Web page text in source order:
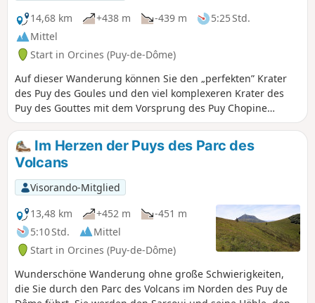
14,68 km
+438 m -439 m
5:25 Std.
Mittel
Start in Orcines (Puy-de-Dôme)
Auf dieser Wanderung können Sie den „perfekten” Krater
des Puy des Goules und den viel komplexeren Krater des
Puy des Gouttes mit dem Vorsprung des Puy Chopine
entdecken. Schöne Ausblicke auf die Chaîne des Puys.Die
App „Visorando” wird für einige nicht markierte
Abschnitteempfohlen.
Im Herzen der Puys des Parc des
Volcans
Visorando-Mitglied
13,48 km
+452 m
-451 m
5:10 Std.
Mittel
Start in Orcines (Puy-de-Dôme)
Wunderschöne Wanderung ohne große Schwierigkeiten,
die Sie durch den Parc des Volcans im Norden des Puy de